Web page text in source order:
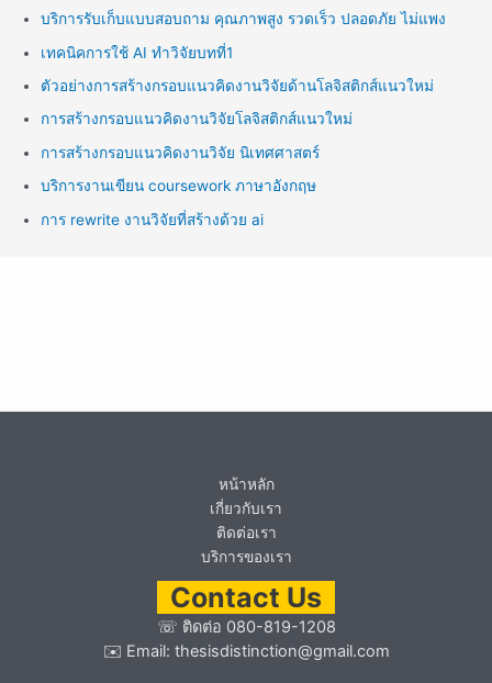
บริการรับเก็บแบบสอบถาม คุณภาพสูง รวดเร็ว ปลอดภัย ไม่แพง
เทคนิคการใช้ AI ทำวิจัยบทที่1
ตัวอย่างการสร้างกรอบแนวคิดงานวิจัยด้านโลจิสติกส์แนวใหม่
การสร้างกรอบแนวคิดงานวิจัยโลจิสติกส์แนวใหม่
การสร้างกรอบแนวคิดงานวิจัย นิเทศศาสตร์
บริการงานเขียน coursework ภาษาอังกฤษ
การ rewrite งานวิจัยที่สร้างด้วย ai
หน้าหลัก
เกี่ยวกับเรา
ติดต่อเรา
บริการของเรา
Contact Us
☏ ติดต่อ 080-819-1208
✉️ Email: thesisdistinction@gmail.com